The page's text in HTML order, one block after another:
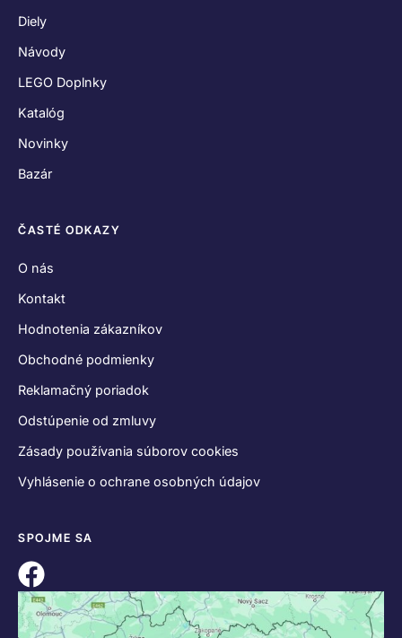
Diely
Návody
LEGO Doplnky
Katalóg
Novinky
Bazár
ČASTÉ ODKAZY
O nás
Kontakt
Hodnotenia zákazníkov
Obchodné podmienky
Reklamačný poriadok
Odstúpenie od zmluvy
Zásady používania súborov cookies
Vyhlásenie o ochrane osobných údajov
SPOJME SA